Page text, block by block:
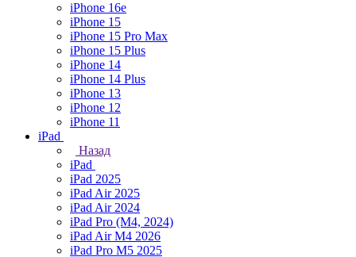
iPhone 16e
iPhone 15
iPhone 15 Pro Max
iPhone 15 Plus
iPhone 14
iPhone 14 Plus
iPhone 13
iPhone 12
iPhone 11
iPad
Назад
iPad
iPad 2025
iPad Air 2025
iPad Air 2024
iPad Pro (M4, 2024)
iPad Air M4 2026
iPad Pro M5 2025